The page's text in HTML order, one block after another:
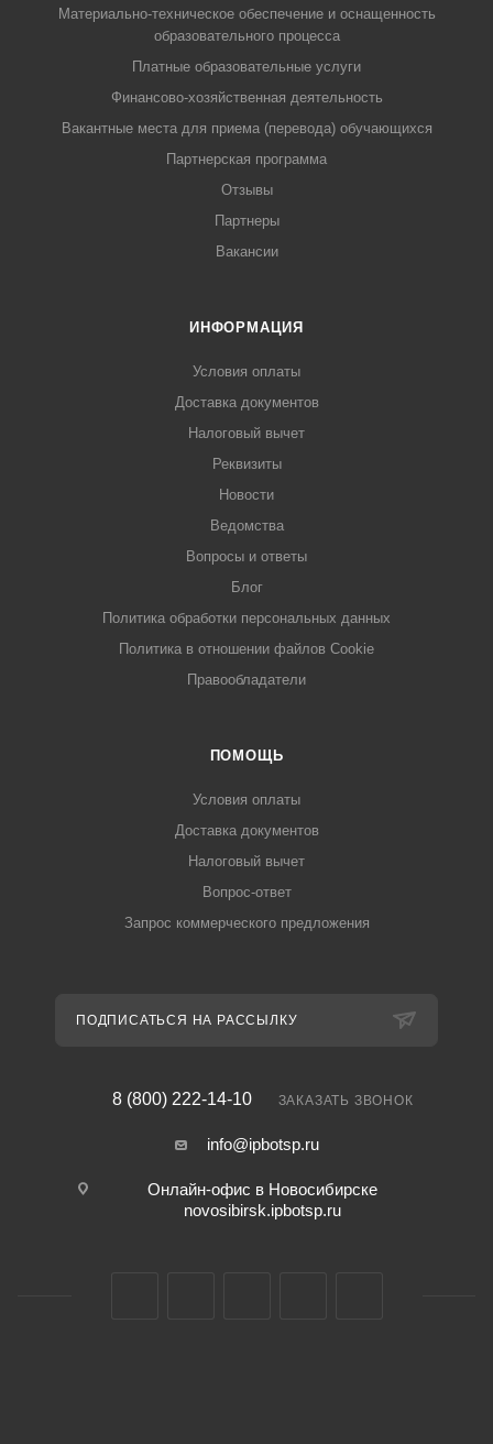
Материально-техническое обеспечение и оснащенность
образовательного процесса
Платные образовательные услуги
Финансово-хозяйственная деятельность
Вакантные места для приема (перевода) обучающихся
Партнерская программа
Отзывы
Партнеры
Вакансии
ИНФОРМАЦИЯ
Условия оплаты
Доставка документов
Налоговый вычет
Реквизиты
Новости
Ведомства
Вопросы и ответы
Блог
Политика обработки персональных данных
Политика в отношении файлов Cookie
Правообладатели
ПОМОЩЬ
Условия оплаты
Доставка документов
Налоговый вычет
Вопрос-ответ
Запрос коммерческого предложения
ПОДПИСАТЬСЯ НА РАССЫЛКУ
8 (800) 222-14-10 ЗАКАЗАТЬ ЗВОНОК
info@ipbotsp.ru
Онлайн-офис в Новосибирске
novosibirsk.ipbotsp.ru